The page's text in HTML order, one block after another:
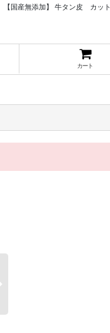
【国産無添加】 牛タン皮 カット
カート